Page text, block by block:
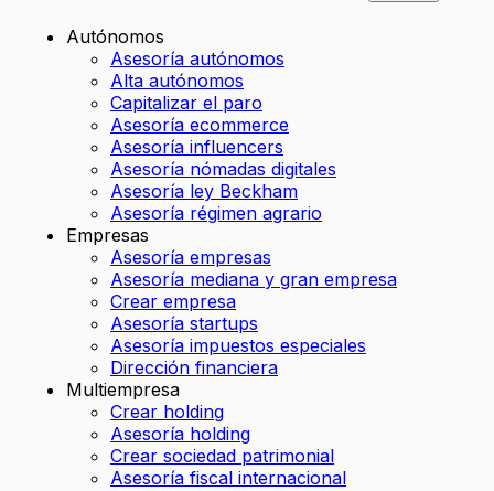
Autónomos
Asesoría autónomos
Alta autónomos
Capitalizar el paro
Asesoría ecommerce
Asesoría influencers
Asesoría nómadas digitales
Asesoría ley Beckham
Asesoría régimen agrario
Empresas
Asesoría empresas
Asesoría mediana y gran empresa
Crear empresa
Asesoría startups
Asesoría impuestos especiales
Dirección financiera
Multiempresa
Crear holding
Asesoría holding
Crear sociedad patrimonial
Asesoría fiscal internacional